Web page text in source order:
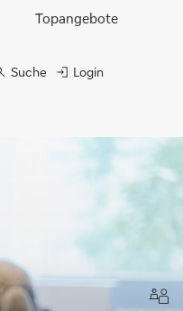
Topangebote
Suche Login